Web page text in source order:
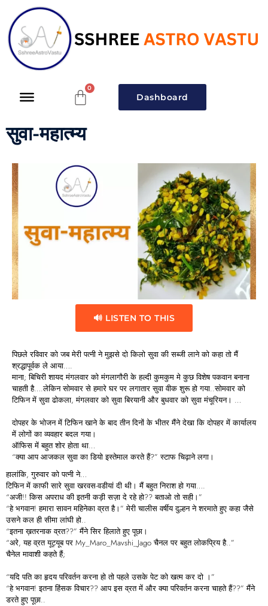
Dashboard
सुवा-महात्म्य
🔊 LISTEN TO THIS
पिछले रविवार को जब मेरी पत्नी ने मुझसे दो किलो सुवा की सब्जी लाने को कहा तो मैं
श्रद्धापूर्वक ले आया….
माना; बिचिरी शायद मंगलवार को मंगलागौरी के हल्दी कुमकुम मे कुछ विशेष पकवान बनाना
चाहती है….लेकिन सोमवार से हमारे घर पर लगातार सुवा वीक शुरू हो गया..सोमवार को
टिफिन में सुवा ढोकला, मंगलवार को सुवा बिरयानी और बुधवार को सुवा मंचूरियन। …
दोपहर के भोजन में टिफिन खाने के बाद तीन दिनों के भीतर मैंने देखा कि दोपहर में कार्यालय
में लोगों का व्यवहार बदल गया।
ऑफिस में बहुत शोर होता था…
“क्या आप आजकल सुवा का डियो इस्तेमाल करते हैं?” स्टाफ चिढ़ाने लगा।
हालांकि, गुरुवार को पत्नी ने…
टिफिन में काफी सारे सुवा खरवस-वडीयां दी थी। मैं बहुत निराश हो गया….
“अजी!! किस अपराध की इतनी कड़ी सज़ा दे रहे हो?? बताओ तो सही।”
“हे भगवान! हमारा सावन महिनेका व्रत है।” मेरी चालीस वर्षीय दुल्हन ने शरमाते हुए कहा जैसे
उसने कल ही सीमा लांघी हो..
“इतना ख़तरनाक व्रत??” मैंने सिर हिलाते हुए पूछा।
“अरे, यह व्रत यूट्यूब पर My_Maro_Mavshi_Jago चैनल पर बहुत लोकप्रिय है..”
चैनेल मावाशी कहते हैं;
“यदि पति का हृदय परिवर्तन करना हो तो पहले उसके पेट को खत्म कर दो ।”
“हे भगवान! इतना हिंसक विचार?? आप इस व्रत में और क्या परिवर्तन करना चाहते हैं??” मैंने
डरते हुए पूछा..